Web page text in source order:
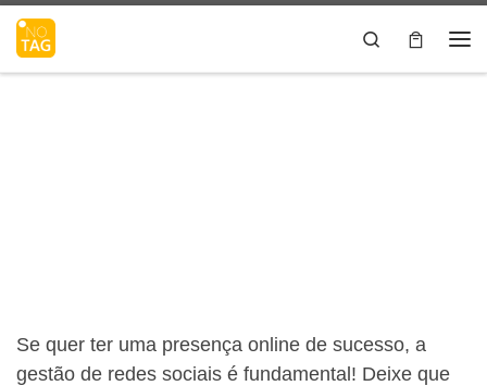
Skip to content
Search
Se quer ter uma presença online de sucesso, a
gestão de redes sociais é fundamental! Deixe que